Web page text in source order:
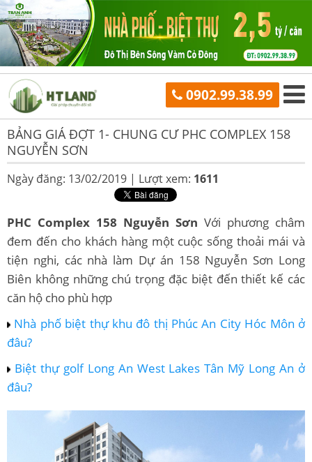
0902.99.38.99
BẢNG GIÁ ĐỢT 1- CHUNG CƯ PHC COMPLEX 158
NGUYỄN SƠN
Ngày đăng: 13/02/2019 | Lượt xem: 1611
PHC Complex 158 Nguyễn Sơn Với phương châm
đem đến cho khách hàng một cuộc sống thoải mái và
tiện nghi, các nhà làm Dự án 158 Nguyễn Sơn Long
Biên không những chú trọng đặc biệt đến thiết kế các
căn hộ cho phù hợp
Nhà phố biệt thự khu đô thị Phúc An City Hóc Môn ở
đâu?
Biệt thự golf Long An West Lakes Tân Mỹ Long An ở
đâu?